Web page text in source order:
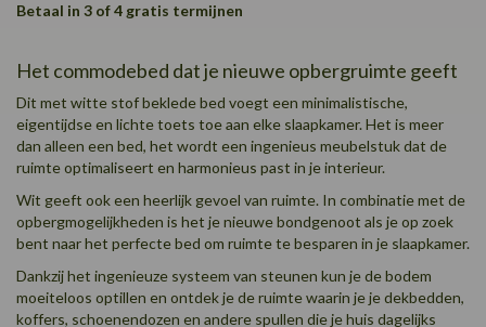
Betaal in 3 of 4 gratis termijnen
Het commodebed dat je nieuwe opbergruimte geeft
Dit met witte stof beklede bed voegt een minimalistische,
eigentijdse en lichte toets toe aan elke slaapkamer. Het is meer
dan alleen een bed, het wordt een ingenieus meubelstuk dat de
ruimte optimaliseert en harmonieus past in je interieur.
Wit geeft ook een heerlijk gevoel van ruimte. In combinatie met de
opbergmogelijkheden is het je nieuwe bondgenoot als je op zoek
bent naar het perfecte bed om ruimte te besparen in je slaapkamer.
Dankzij het ingenieuze systeem van steunen kun je de bodem
moeiteloos optillen en ontdek je de ruimte waarin je je dekbedden,
koffers, schoenendozen en andere spullen die je huis dagelijks